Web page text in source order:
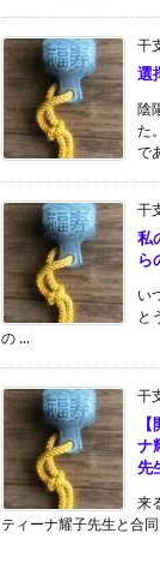
干
選
陰
た
で
干
私
ら
い
と
の ...
干
ナ
先
来
ティーナ耀子先生と合